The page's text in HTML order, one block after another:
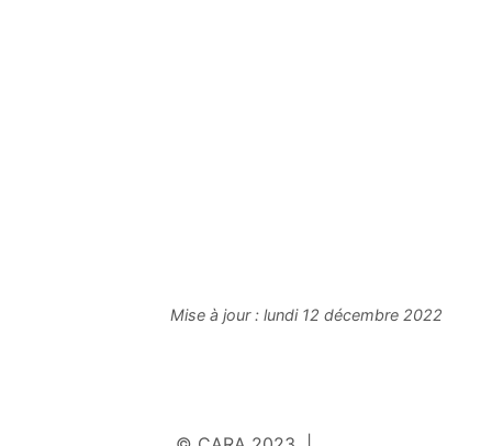
Mise à jour : lundi 12 décembre 2022